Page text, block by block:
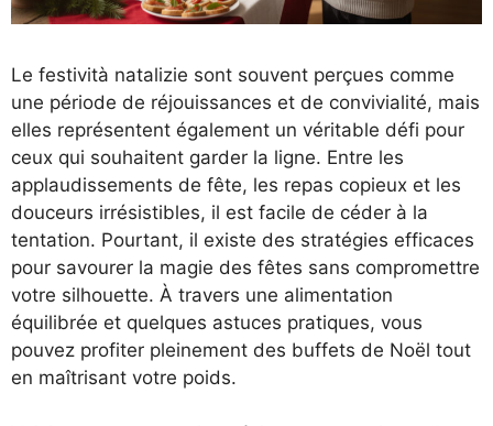
Le festività natalizie sont souvent perçues comme
une période de réjouissances et de convivialité, mais
elles représentent également un véritable défi pour
ceux qui souhaitent garder la ligne. Entre les
applaudissements de fête, les repas copieux et les
douceurs irrésistibles, il est facile de céder à la
tentation. Pourtant, il existe des stratégies efficaces
pour savourer la magie des fêtes sans compromettre
votre silhouette. À travers une alimentation
équilibrée et quelques astuces pratiques, vous
pouvez profiter pleinement des buffets de Noël tout
en maîtrisant votre poids.